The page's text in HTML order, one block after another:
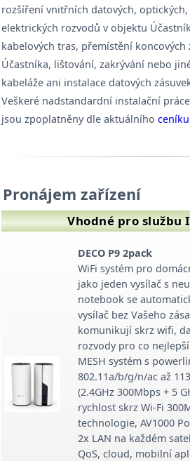
rozšíření vnitřních datových,
elektrických rozvodů v objektu
kabelových tras, přemístění koncových
Účastníka, lištování, zakrývání nebo
kabeláže ani instalace datových
Veškeré nadstandardní instalační
jsou zpoplatněny dle aktuálního ceníku
Pronájem zařízení
Vhodné pro službu
DECO P9 2pack
WiFi systém pro
jako jeden vysílač s
notebook se
vysílač bez Vašeho
komunikují skrz wifi,
rozvody pro co
MESH systém s
802.11a/b/g/n/ac až
(2.4GHz 300Mbps + 5
rychlost skrz Wi-Fi
technologie, AV1000
2x LAN na každém
QoS, cloud, mobilní